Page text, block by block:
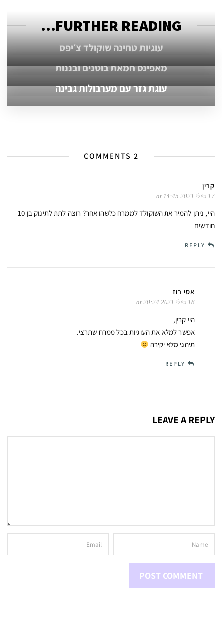
FURTHER READING...
עוגיות טחינה שוקולד צ׳יפס
מאפינס חמאת בוטנים ובננות
עוגת גזר עם מערבולות גבינה
2 COMMENTS
קרין
17 ביולי 2021 at 14:45
היי, ניתן להמיר את השוקולד לממרח כלשהו אחר? רוצה לתת לתינוק בן 10
חודשים
REPLY
אסי רוז
18 ביולי 2021 at 20:24
היי קרין,
אפשר למלא את העוגיות בכל ממרח שתרצי.
תיהני מלא יקירה
REPLY
LEAVE A REPLY